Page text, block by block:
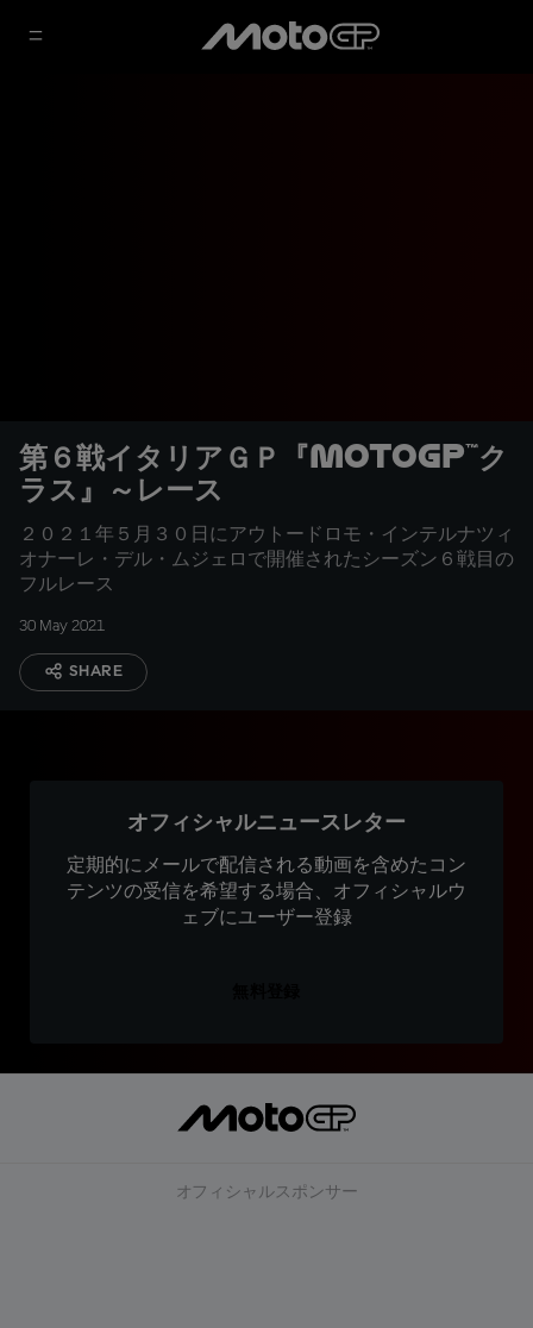
第６戦イタリアＧＰ『MotoGP™ク
ラス』～レース
２０２１年５月３０日にアウトードロモ・インテルナツィ
オナーレ・デル・ムジェロで開催されたシーズン６戦目の
フルレース
30 May 2021
SHARE
オフィシャルニュースレター
定期的にメールで配信される動画を含めたコン
テンツの受信を希望する場合、オフィシャルウ
ェブにユーザー登録
オフィシャルスポンサー